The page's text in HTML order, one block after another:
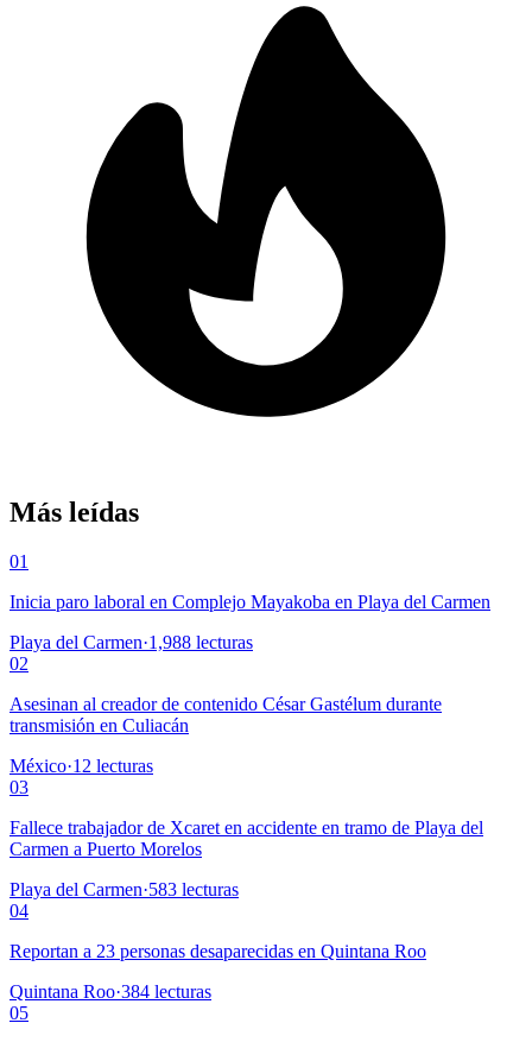
Más leídas
01
Inicia paro laboral en Complejo Mayakoba en Playa del Carmen
Playa del Carmen·1,988 lecturas
02
Asesinan al creador de contenido César Gastélum durante
transmisión en Culiacán
México·12 lecturas
03
Fallece trabajador de Xcaret en accidente en tramo de Playa del
Carmen a Puerto Morelos
Playa del Carmen·583 lecturas
04
Reportan a 23 personas desaparecidas en Quintana Roo
Quintana Roo·384 lecturas
05